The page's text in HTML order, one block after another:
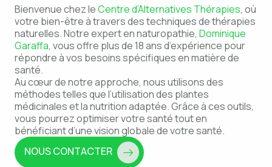
Bienvenue chez leCentre d’Alternatives Thérapies, où
votre bien-être à travers des techniques de thérapies
naturelles. Notre expert en naturopathie, Dominique
Garaffa, vous offre plus de 18 ans d’expérience pour
répondre à vos besoins spécifiques en matière de
santé.
Au cœur de notre approche, nous utilisons des
méthodes telles que l’utilisation des plantes
médicinales et la nutrition adaptée. Grâce à ces outils,
vous pourrez optimiser votre santé tout en
bénéficiant d’une vision globale de votre santé.
NOUS CONTACTER